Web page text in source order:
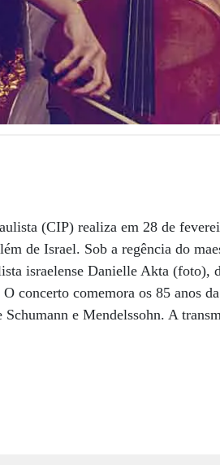
(CIP) realiza em 28 de
de Israel. Sob a regência do
israelense Danielle Akta (foto),
concerto comemora os 85 anos
Schumann e Mendelssohn. A